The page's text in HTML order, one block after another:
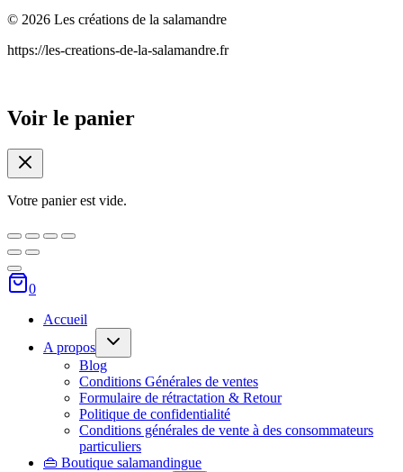
© 2026 Les créations de la salamandre
https://les-creations-de-la-salamandre.fr
Voir le panier
Votre panier est vide.
0
Accueil
A propos
Ouvrir/fermer
menu
enfant
Blog
Conditions Générales de ventes
Formulaire de rétractation & Retour
Politique de confidentialité
Conditions générales de vente à des consommateurs
particuliers
👜 Boutique salamandingue